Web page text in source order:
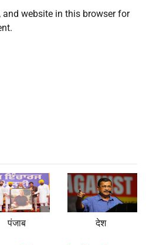
and website in this browser for
पंजाब देश